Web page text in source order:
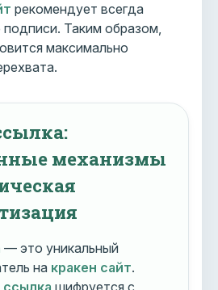
рекомендует всегда
Таким образом,
максимально
механизмы
— это уникальный
на кракен сайт.